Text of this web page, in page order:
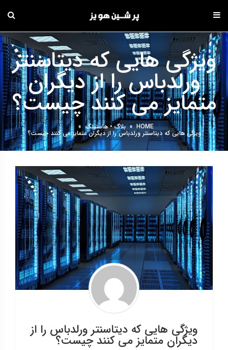
ادامه
به
محتواویژگی هایی که دیتاسنتر
ورلدباس را از دیگران
متمایز می کنند چیست؟
HOME
»بلاگ•هاستینگ»
ویژگی هایی که دیتاسنتر ورلدباس را از دیگران متمایز می کنند چیست؟
ویژگی هایی که دیتاسنتر ورلدباس را از
دیگران متمایز می کنند چیست؟